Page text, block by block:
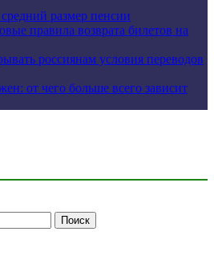
размер пенсии
правила возврата билетов на
россиянам условия переводов
от чего больше всего зависит